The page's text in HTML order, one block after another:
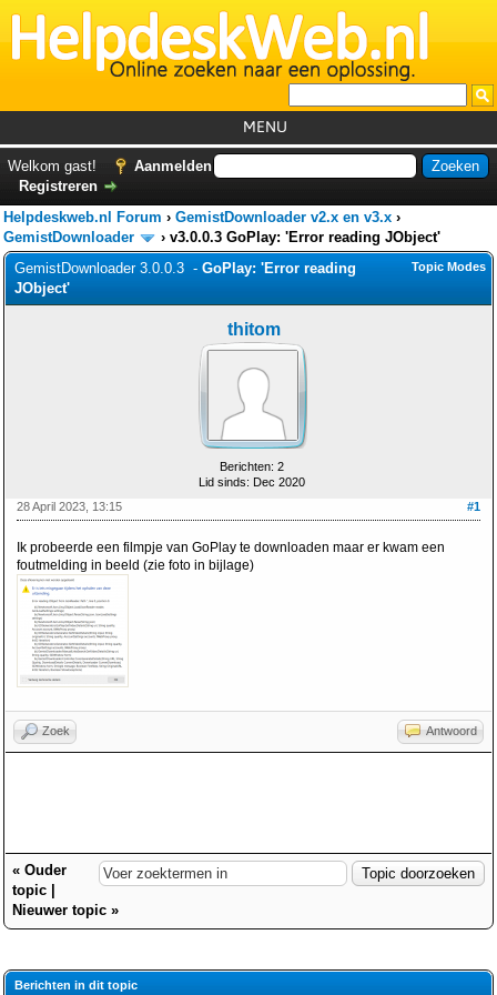
MENU
Foutcodes
Helpdesks
GemistDownloader*
Forum
Welkom gast!
Aanmelden
Registreren
Helpdeskweb.nl Forum › GemistDownloader v2.x en v3.x ›
GemistDownloader
› v3.0.0.3 GoPlay: 'Error reading JObject'
Topic Modes
GemistDownloader 3.0.0.3 - GoPlay: 'Error reading
JObject'
thitom
Berichten: 2
Lid sinds: Dec 2020
#1
28 April 2023, 13:15
Ik probeerde een filmpje van GoPlay te downloaden maar er kwam een
foutmelding in beeld (zie foto in bijlage)
Zoek Antwoord
« Ouder
topic
Nieuwer topic »
Berichten in dit topic